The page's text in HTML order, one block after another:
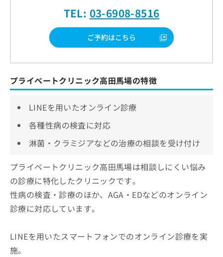
TEL: 03-6908-8516
ご予約はこちら
プライベートクリニック高田馬場の特徴
LINEを用いたオンライン診療
各種性病の検査に対応
淋菌・クラミジアなどの治療の相談を受け付け
プライベートクリニック高田馬場は相談しにくい悩み
の診療に特化したクリニックです。
性病の検査・診療のほか、AGA・EDなどのオンライン
診療に対応しています。
LINEを用いたスマートフォンでのオンライン診療を実
施。